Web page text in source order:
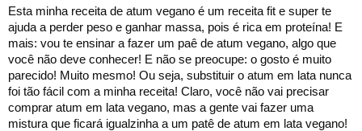
Esta minha receita de atum vegano é um receita fit e super te
ajuda a perder peso e ganhar massa, pois é rica em proteína! E
mais: vou te ensinar a fazer um paê de atum vegano, algo que
você não deve conhecer! E não se preocupe: o gosto é muito
parecido! Muito mesmo! Ou seja, substituir o atum em lata nunca
foi tão fácil com a minha receita! Claro, você não vai precisar
comprar atum em lata vegano, mas a gente vai fazer uma
mistura que ficará igualzinha a um patê de atum em lata vegano!